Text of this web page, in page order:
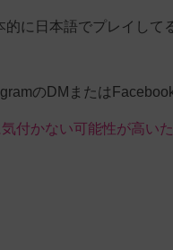
に日本語でプレイし
のDMまたは
付かない可能性が高い